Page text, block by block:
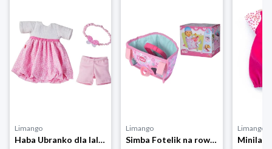
Limango
Haba Ubranko dla lalek - 18 m+ rozmiar: onesize
Limango
Simba Fotelik na rower - 3+ rozmiar: onesize
Limango